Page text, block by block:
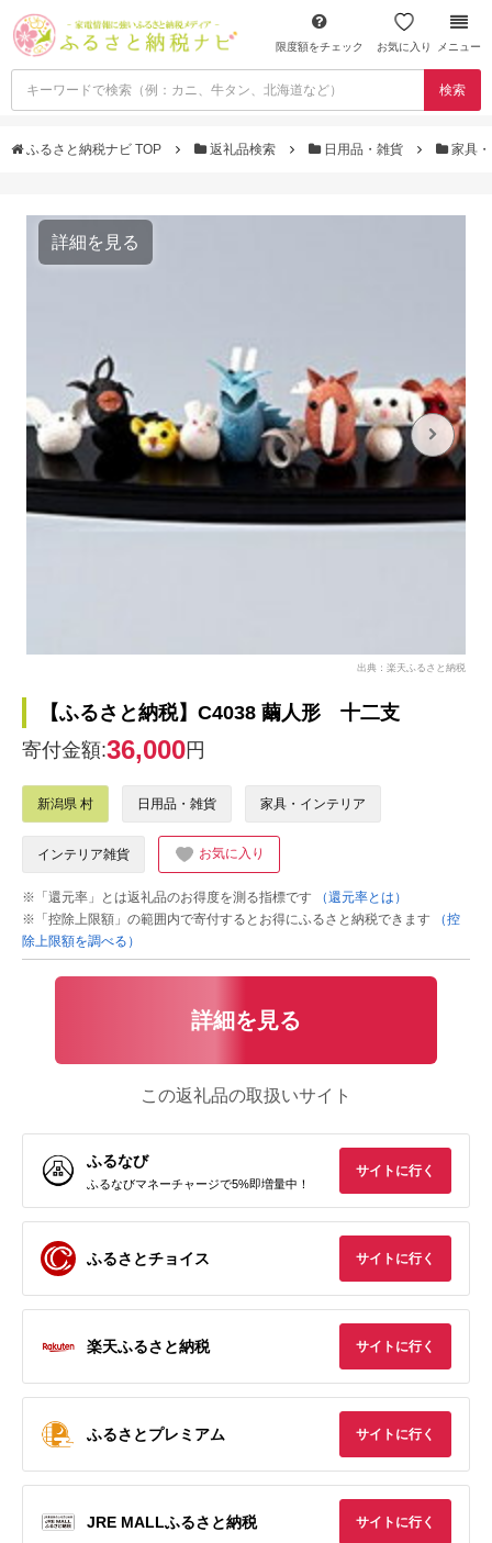
限度額をチェック お気に入り メニュー
検索
ふるさと納税ナビ TOP 返礼品検索 日用品・雑貨 家具
詳細を見る
出典：楽天ふるさと納税
【ふるさと納税】C4038 繭人形 十二支
寄付金額:36,000円
新潟県 村 日用品・雑貨 家具・インテリア
インテリア雑貨 お気に入り
※「還元率」とは返礼品のお得度を測る指標です
（還元率とは）
※「控除上限額」の範囲内で寄付するとお得にふるさと納税できます
（控
除上限額を調べる）
詳細を見る
この返礼品の取扱いサイト
ふるなび
ふるなびマネーチャージで5%即増量中！
サイトに行く
ふるさとチョイス サイトに行く
楽天ふるさと納税 サイトに行く
ふるさとプレミアム サイトに行く
JRE MALLふるさと納税 サイトに行く